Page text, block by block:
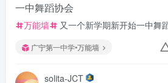
一中舞蹈协会
万能墙 又一个新学期新开始一中舞
广宁第一中学•万能墙
solita-JCT